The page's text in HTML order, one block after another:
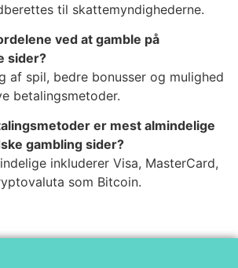
til skattemyndighederne.
ved at gamble på
sider?
af spil, bedre bonusser og mulighed
betalingsmetoder.
er mest almindelige
gambling sider?
inkluderer Visa, MasterCard,
som Bitcoin.